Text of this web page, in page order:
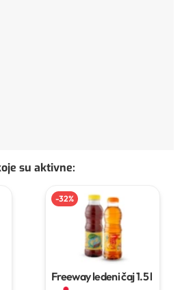
su aktivne:
-32%
Freeway ledeni čaj1.5 l